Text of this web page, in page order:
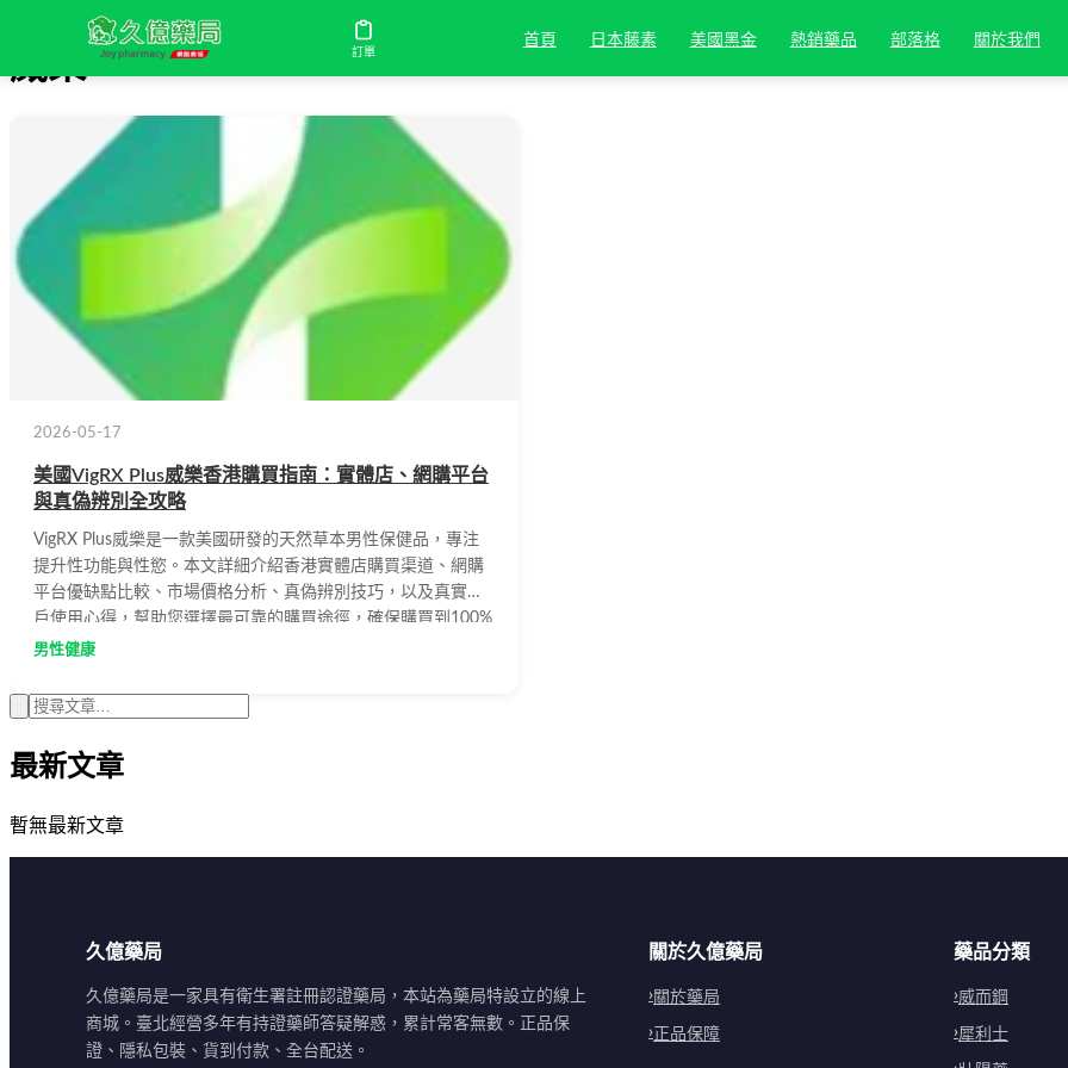
訂單
首頁 日本藤素 美國黑金 熱銷藥品 部落格 關於我們
威樂
2026-05-17
美國VigRX Plus威樂香港購買指南：實體店、網購平台
與真偽辨別全攻略
VigRX Plus威樂是一款美國研發的天然草本男性保健品，專注
提升性功能與性慾。本文詳細介紹香港實體店購買渠道、網購
平台優缺點比較、市場價格分析、真偽辨別技巧，以及真實用
戶使用心得，幫助您選擇最可靠的購買途徑，確保購買到100%
美國直運的正品。
男性健康
最新文章
暫無最新文章
久億藥局
久億藥局是一家具有衛生署註冊認證藥局，本站為藥局特設立的線上
商城。臺北經營多年有持證藥師答疑解惑，累計常客無數。正品保
證、隱私包裝、貨到付款、全台配送。
關於久億藥局
關於藥局
正品保障
藥品分類
威而鋼
犀利士